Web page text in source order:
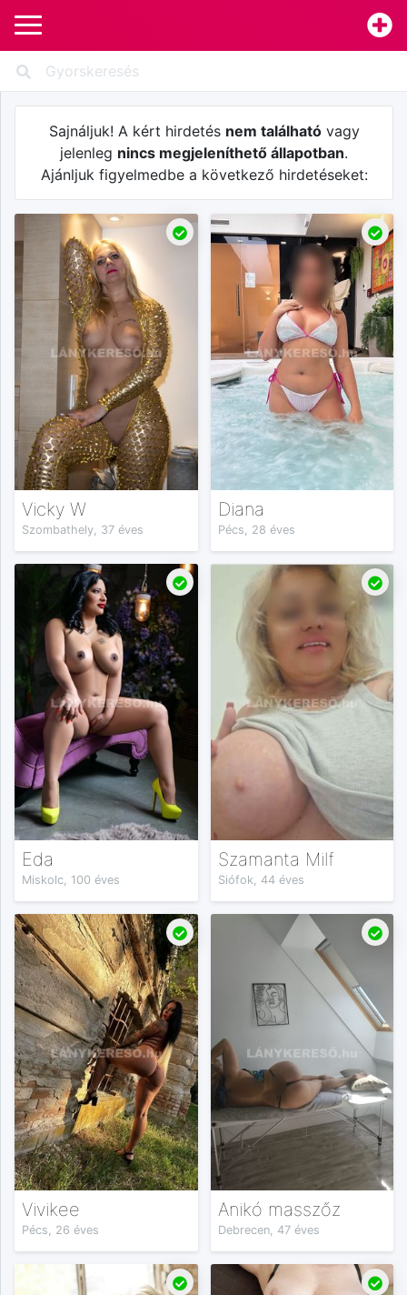
Sajnáljuk! A kért hirdetés nem találhatóvagy
jelenleg nincs megjeleníthető állapotban.
Ajánljuk figyelmedbe a következő hirdetéseket:
Vicky W
Szombathely, 37 éves
Diana
Pécs, 28 éves
Eda
Miskolc, 100 éves
Szamanta Milf
Siófok, 44 éves
Vivikee
Pécs, 26 éves
Anikó masszőz
Debrecen, 47 éves